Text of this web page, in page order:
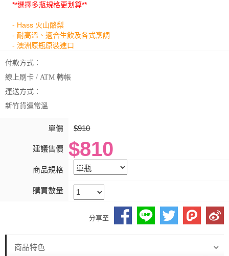
**選擇多瓶規格更划算**
- Hass 火山酪梨
- 耐高溫、適合生飲及各式烹調
- 澳洲原瓶原裝進口
付款方式：
線上刷卡 / ATM 轉帳
運送方式：
新竹貨運常溫
單價 $910
建議售價 $810
商品規格
購買數量
分享至
商品特色